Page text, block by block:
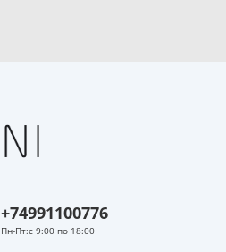
+74991100776
Пн-Пт:с 9:00 по 18:00